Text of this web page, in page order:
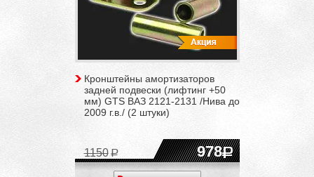
Кронштейны амортизаторов
задней подвески (лифтинг +50
мм) GTS ВАЗ 2121-2131 /Нива до
2009 г.в./ (2 штуки)
978
1150